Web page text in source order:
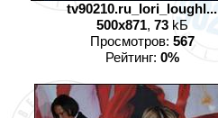
tv90210.ru_lori_loughl...
500x871, 73kБ
Просмотров: 567
Рейтинг: 0%